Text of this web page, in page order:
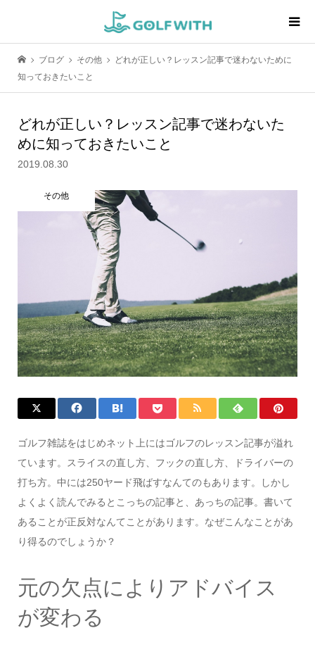
ブログ その他
どれが正しい？レッスン記事で迷わないために
知っておきたいこと
どれが正しい？レッスン記事で迷わないた
めに知っておきたいこと
2019.08.30
その他
ゴルフ雑誌をはじめネット上にはゴルフのレッスン記事が溢れ
ています。スライスの直し方、フックの直し方、ドライバーの
打ち方。中には250ヤード飛ばすなんてのもあります。しかし
よくよく読んでみるとこっちの記事と、あっちの記事。書いて
あることが正反対なんてことがあります。なぜこんなことがあ
り得るのでしょうか？
元の欠点によりアドバイス
が変わる